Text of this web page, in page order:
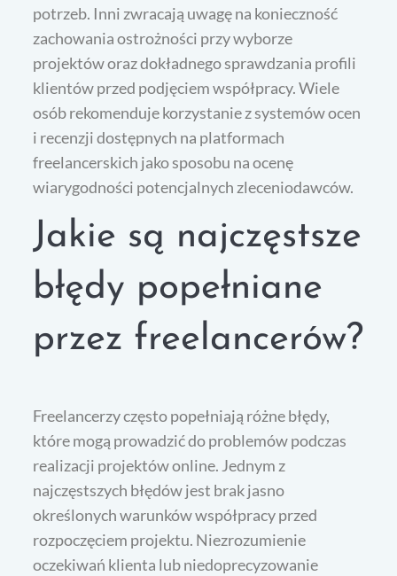
potrzeb. Inni zwracają uwagę na konieczność
zachowania ostrożności przy wyborze
projektów oraz dokładnego sprawdzania profili
klientów przed podjęciem współpracy. Wiele
osób rekomenduje korzystanie z systemów ocen
i recenzji dostępnych na platformach
freelancerskich jako sposobu na ocenę
wiarygodności potencjalnych zleceniodawców.
Jakie są najczęstsze
błędy popełniane
przez freelancerów?
Freelancerzy często popełniają różne błędy,
które mogą prowadzić do problemów podczas
realizacji projektów online. Jednym z
najczęstszych błędów jest brak jasno
określonych warunków współpracy przed
rozpoczęciem projektu. Niezrozumienie
oczekiwań klienta lub niedoprecyzowanie